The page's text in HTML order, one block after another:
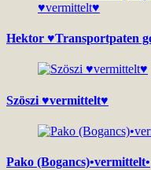
Hektor ♥Transportpaten
Szöszi ♥vermittelt♥
Pako (Bogancs)•vermittelt•